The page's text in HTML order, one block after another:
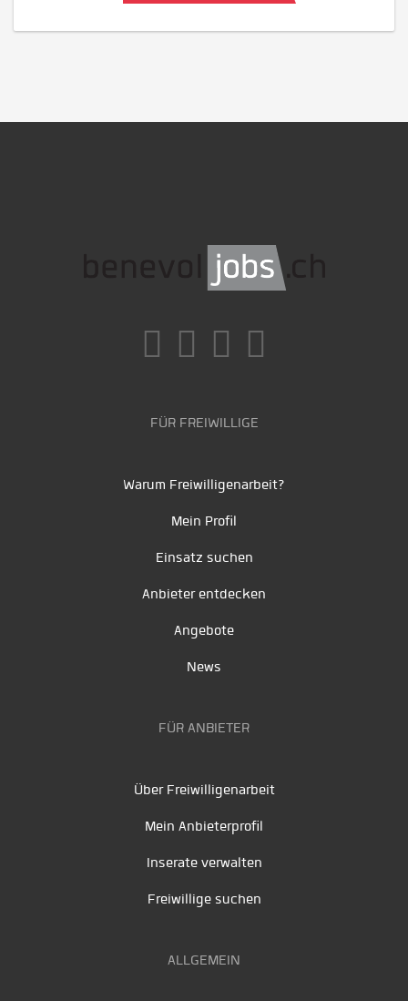
FÜR FREIWILLIGE
Warum Freiwilligenarbeit?
Mein Profil
Einsatz suchen
Anbieter entdecken
Angebote
News
FÜR ANBIETER
Über Freiwilligenarbeit
Mein Anbieterprofil
Inserate verwalten
Freiwillige suchen
ALLGEMEIN